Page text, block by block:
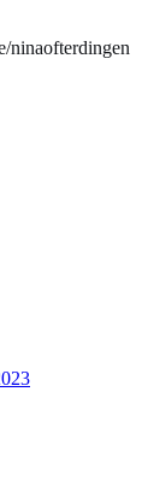
ninaofterdingen